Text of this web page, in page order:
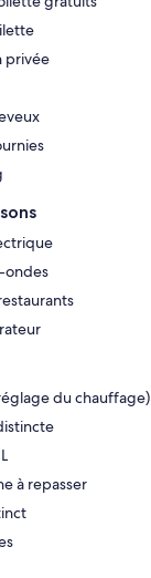
privée
ondes
du chauffage)
à repasser